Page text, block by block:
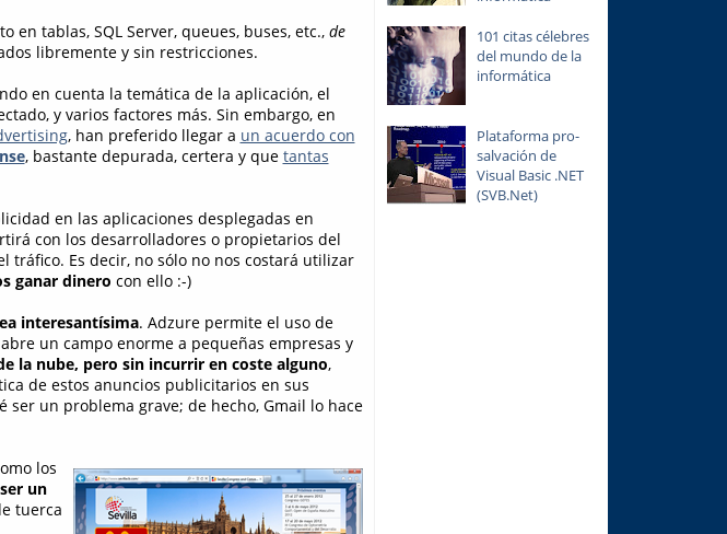
en tablas, SQL Server, queues, buses, etc., de
libremente y sin restricciones.
en cuenta la temática de la aplicación, el
y varios factores más. Sin embargo, en
, han preferido llegar a un acuerdo con
, bastante depurada, certera y que tantas
en las aplicaciones desplegadas en
con los desarrolladores o propietarios del
tráfico. Es decir, no sólo no nos costará utilizar
ganar dinero con ello :-)
interesantísima. Adzure permite el uso de
un campo enorme a pequeñas empresas y
la nube, pero sin incurrir en coste alguno,
de estos anuncios publicitarios en sus
un problema grave; de hecho, Gmail lo hace
los
un
tuerca
101 citas célebres
del mundo de la
informática
Plataforma pro-
salvación de
Visual Basic .NET
(SVB.Net)